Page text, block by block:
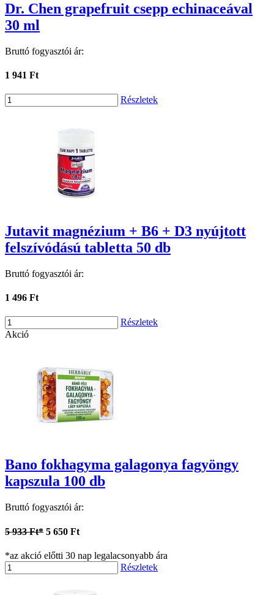
Dr. Chen grapefruit csepp echinaceával
30 ml
Bruttó fogyasztói ár:
1 941 Ft
Részletek
Jutavit magnézium + B6 + D3 nyújtott
felszívódású tabletta 50 db
Bruttó fogyasztói ár:
1 496 Ft
Részletek
Akció
Bano fokhagyma galagonya fagyöngy
kapszula 100 db
Bruttó fogyasztói ár:
5 933 Ft* 5 650 Ft
*az akció előtti 30 nap legalacsonyabb ára
Részletek